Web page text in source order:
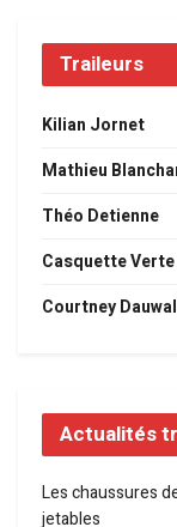
Traileurs
Kilian Jornet
Mathieu
Théo Detienne
Casquette Verte
Courtney
Actualités
Les chaussures
jetables